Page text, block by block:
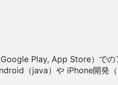
Play, App Store）で
（java）や iPhone開発